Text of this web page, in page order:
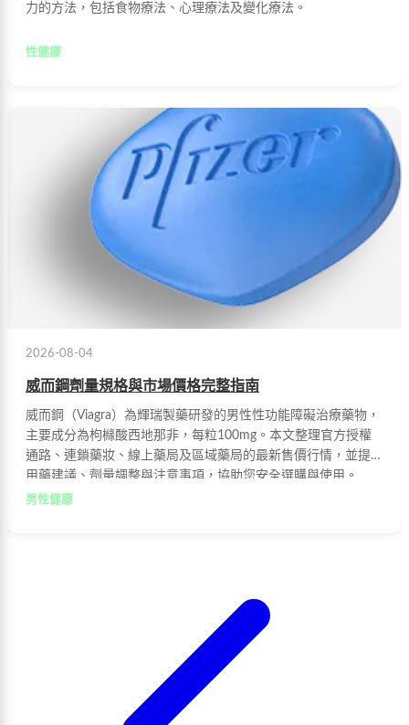
力的方法，包括食物療法、心理療法及變化療法。
性健康
2026-08-04
威而鋼劑量規格與市場價格完整指南
威而鋼（Viagra）為輝瑞製藥研發的男性性功能障礙治療藥物，
主要成分為枸櫞酸西地那非，每粒100mg。本文整理官方授權
通路、連鎖藥妝、線上藥局及區域藥局的最新售價行情，並提供
用藥建議、劑量調整與注意事項，協助您安全選購與使用。
男性健康